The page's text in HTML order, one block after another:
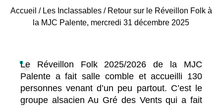
Accueil / Les Inclassables/ Retour sur le Réveillon Folk à
la MJC Palente, mercredi 31 décembre 2025
Le Réveillon Folk 2025/2026 de la MJC
Palente a fait salle comble et accueilli 130
personnes venant d’un peu partout. C’est le
groupe alsacien Au Gré des Vents qui a fait